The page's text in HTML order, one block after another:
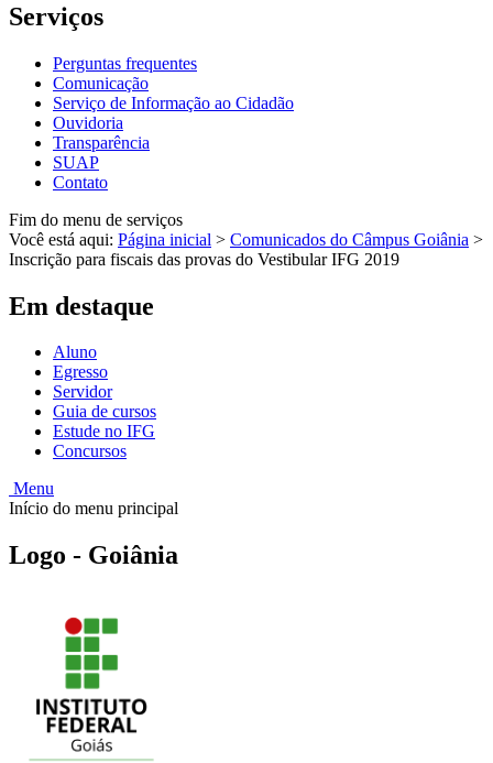
Serviços
Perguntas frequentes
Comunicação
Serviço de Informação ao Cidadão
Ouvidoria
Transparência
SUAP
Contato
Fim do menu de serviços
Você está aqui: Página inicial > Comunicados do Câmpus Goiânia >
Inscrição para fiscais das provas do Vestibular IFG 2019
Em destaque
Aluno
Egresso
Servidor
Guia de cursos
Estude no IFG
Concursos
Menu
Início do menu principal
Logo - Goiânia